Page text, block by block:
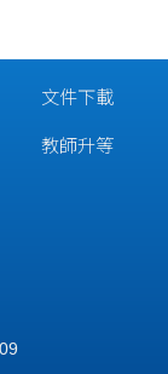
文件下載
教師升等